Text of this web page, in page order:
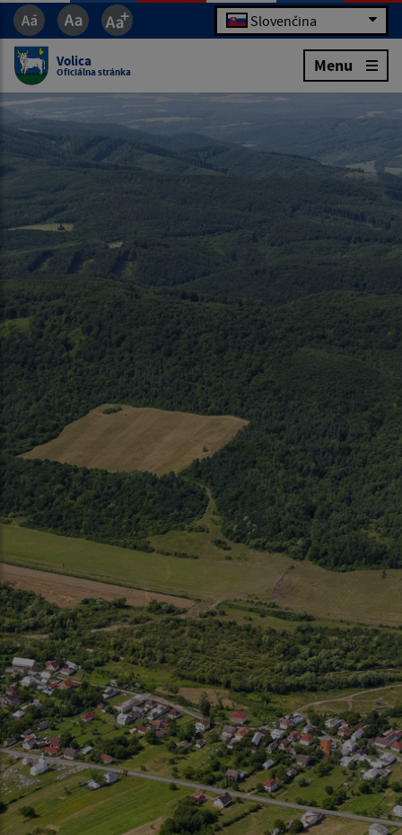
Slovenčina
Volica
Oficiálna stránka Menu